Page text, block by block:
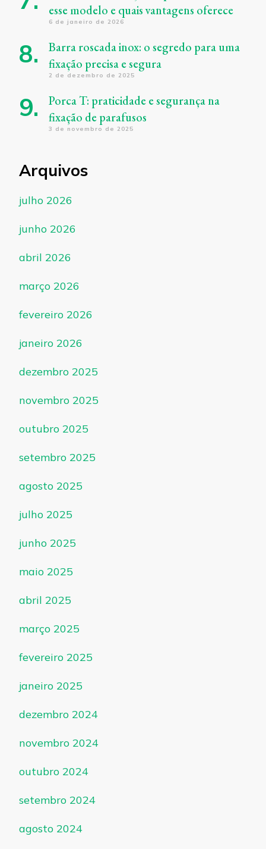
esse modelo e quais vantagens oferece
6 de janeiro de 2026
Barra roscada inox: o segredo para uma
fixação precisa e segura
2 de dezembro de 2025
Porca T: praticidade e segurança na
fixação de parafusos
3 de novembro de 2025
Arquivos
julho 2026
junho 2026
abril 2026
março 2026
fevereiro 2026
janeiro 2026
dezembro 2025
novembro 2025
outubro 2025
setembro 2025
agosto 2025
julho 2025
junho 2025
maio 2025
abril 2025
março 2025
fevereiro 2025
janeiro 2025
dezembro 2024
novembro 2024
outubro 2024
setembro 2024
agosto 2024